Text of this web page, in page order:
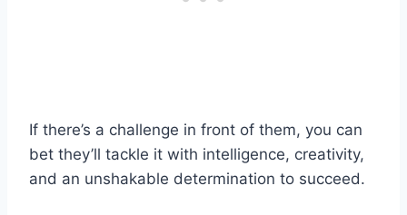
If there’s a challenge in front of them, you can
bet they’ll tackle it with intelligence, creativity,
and an unshakable determination to succeed.